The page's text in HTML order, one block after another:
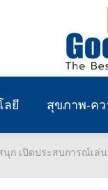
ลยี สุขภาพ-คว
ก เปิดประสบการณ์เล่